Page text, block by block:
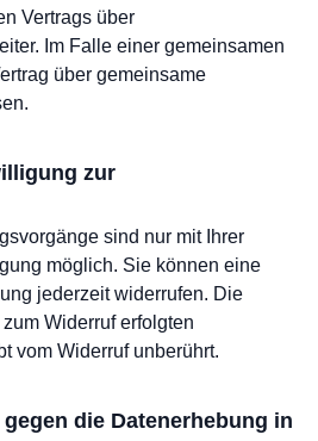
Vertrags über
Im Falle einer gemeinsamen
über gemeinsame
zur
sind nur mit Ihrer
möglich. Sie können eine
jederzeit widerrufen. Die
Widerruf erfolgten
vom Widerruf unberührt.
die Datenerhebung in